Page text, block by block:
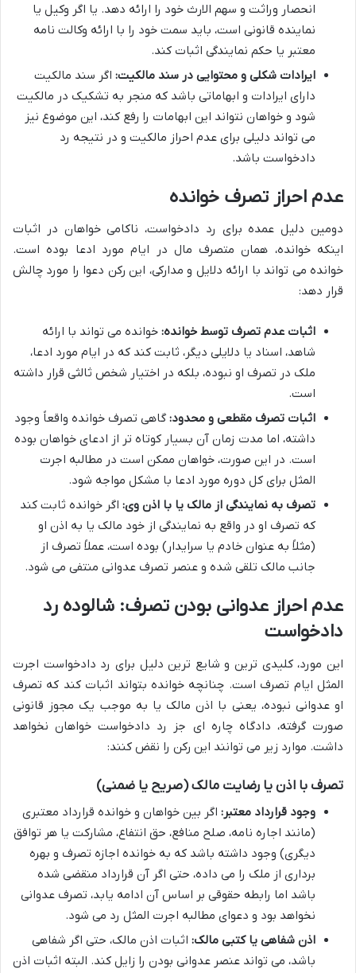
انحصار وراثت و سهم الارث خود را ارائه دهد. یا اگر وکیل یا
نماینده قانونی است، باید سمت خود را با ارائه وکالت نامه
معتبر یا حکم نمایندگی اثبات کند.
ایرادات شکلی و محتوایی در سند مالکیت: اگر سند مالکیت
دارای ایرادات و ابهاماتی باشد که منجر به تشکیک در مالکیت
شود و خواهان نتواند این ابهامات را رفع کند، این موضوع نیز
می تواند دلیلی برای عدم احراز مالکیت و در نتیجه رد
دادخواست باشد.
عدم احراز تصرف خوانده
دومین دلیل عمده برای رد دادخواست، ناکامی خواهان در اثبات
اینکه خوانده، همان متصرف مال در ایام مورد ادعا بوده است.
خوانده می تواند با ارائه دلایل و مدارکی، این رکن دعوا را مورد چالش
قرار دهد:
اثبات عدم تصرف توسط خوانده: خوانده می تواند با ارائه
شاهد، اسناد یا دلایلی دیگر، ثابت کند که در ایام مورد ادعا،
ملک در تصرف او نبوده، بلکه در اختیار شخص ثالثی قرار داشته
است.
اثبات تصرف مقطعی و محدود: گاهی تصرف خوانده واقعاً وجود
داشته، اما مدت زمان آن بسیار کوتاه تر از ادعای خواهان بوده
است. در این صورت، خواهان ممکن است در مطالبه اجرت
المثل برای کل دوره مورد ادعا با مشکل مواجه شود.
تصرف به نمایندگی از مالک یا با اذن وی: اگر خوانده ثابت کند
که تصرف او در واقع به نمایندگی از خود مالک یا به اذن او
(مثلاً به عنوان خادم یا سرایدار) بوده است، عملاً تصرف از
جانب مالک تلقی شده و عنصر تصرف عدوانی منتفی می شود.
عدم احراز عدوانی بودن تصرف: شالوده رد
دادخواست
این مورد، کلیدی ترین و شایع ترین دلیل برای رد دادخواست اجرت
المثل ایام تصرف است. چنانچه خوانده بتواند اثبات کند که تصرف
او عدوانی نبوده، یعنی با اذن مالک یا به موجب یک مجوز قانونی
صورت گرفته، دادگاه چاره ای جز رد دادخواست خواهان نخواهد
داشت. موارد زیر می توانند این رکن را نقض کنند:
تصرف با اذن یا رضایت مالک (صریح یا ضمنی)
وجود قرارداد معتبر: اگر بین خواهان و خوانده قرارداد معتبری
(مانند اجاره نامه، صلح منافع، حق انتفاع، مشارکت یا هر توافق
دیگری) وجود داشته باشد که به خوانده اجازه تصرف و بهره
برداری از ملک را می داده، حتی اگر آن قرارداد منقضی شده
باشد اما رابطه حقوقی بر اساس آن ادامه یابد، تصرف عدوانی
نخواهد بود و دعوای مطالبه اجرت المثل رد می شود.
اذن شفاهی یا کتبی مالک: اثبات اذن مالک، حتی اگر شفاهی
باشد، می تواند عنصر عدوانی بودن را زایل کند. البته اثبات اذن